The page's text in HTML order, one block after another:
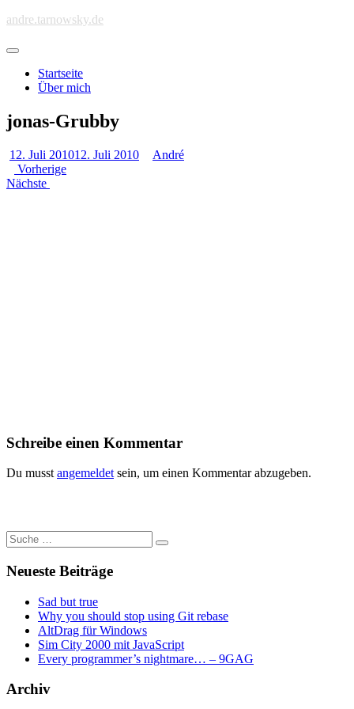
Skip
main
andre.tarnowsky.de
Toggle
navigationStartseite
Über mich
jonas-Grubby
12. Juli 201012. Juli 2010
André
Vorherige
Nächste
Schreibe einen Kommentar
Du musst angemeldet sein, um einen Kommentar abzugeben.
Suche
nach:
Neueste Beiträge
Sad but true
Why you should stop using Git rebase
AltDrag für Windows
Sim City 2000 mit JavaScript
Every programmer’s nightmare… – 9GAG
Archiv